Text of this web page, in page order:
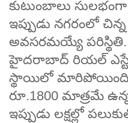
కుటుంబాలు
ఇప్పుడు నగరంలో
అవసరమయ్యే పరిస్థితి.
హైదరాబాద్ రియల్
స్థాయిలో మారిపోయింది.
రూ.1800 మాత్రమే
ఇప్పుడు లక్షల్లో